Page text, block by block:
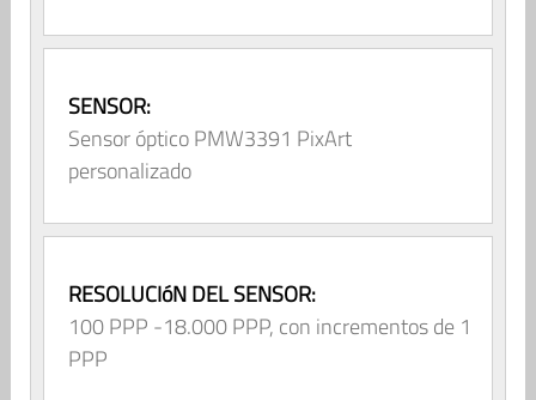
SENSOR:
Sensor óptico PMW3391 PixArt
personalizado
RESOLUCIóN DEL SENSOR:
100 PPP -18.000 PPP, con incrementos de 1
PPP